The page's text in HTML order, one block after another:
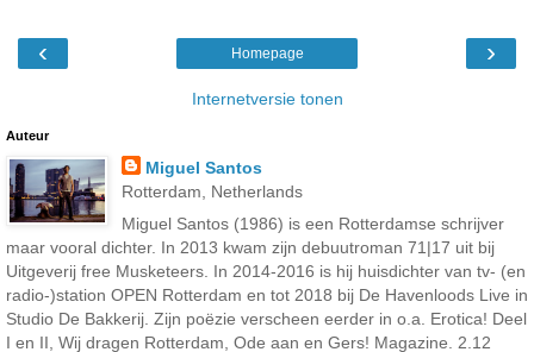
‹ ›
Homepage
Internetversie tonen
Auteur
Miguel Santos
Rotterdam, Netherlands
Miguel Santos (1986) is een Rotterdamse schrijver
maar vooral dichter. In 2013 kwam zijn debuutroman 71|17 uit bij
Uitgeverij free Musketeers. In 2014-2016 is hij huisdichter van tv- (en
radio-)station OPEN Rotterdam en tot 2018 bij De Havenloods Live in
Studio De Bakkerij. Zijn poëzie verscheen eerder in o.a. Erotica! Deel
I en II, Wij dragen Rotterdam, Ode aan en Gers! Magazine. 2.12